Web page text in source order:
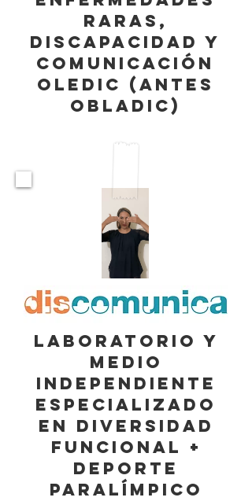
raras,
DISCAPACIDAD Y
COMUNICACIÓN
oledic (antes
obladic)
LABORATORIO Y
MEDIO
INDEPENDIENTE
ESPECIALIZADO
EN DIVERSIDAD
FUNCIONAL +
DEPORTE
PARALÍMPICO